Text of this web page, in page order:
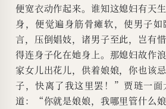
便宽衣动作起来。谁知这媳妇有天
身，便觉遍身筋骨瘫软，使男子
言，压倒娼妓，诸男子至此，岂有
得连身子化在她身上。那媳妇故作
家女儿出花儿，供着娘娘，你也该
子，快离了我这里罢！”贾琏一面
道：“你就是娘娘，我哪里管什么